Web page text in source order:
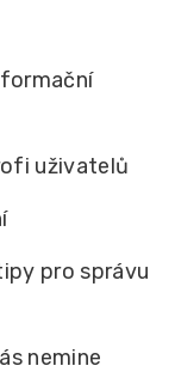
uživatelů
pro správu
nemine